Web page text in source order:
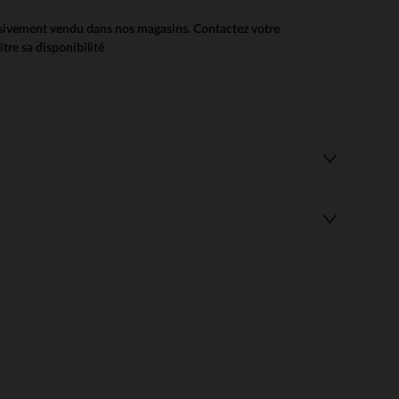
vendu dans nos magasins. Contactez votre
sa disponibilité